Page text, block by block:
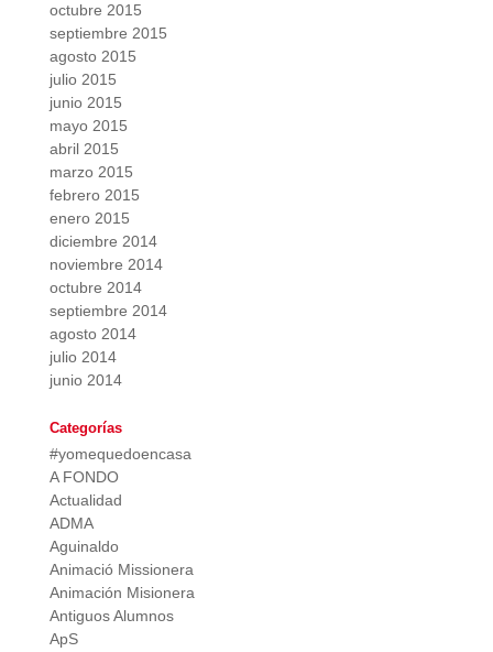
octubre 2015
septiembre 2015
agosto 2015
julio 2015
junio 2015
mayo 2015
abril 2015
marzo 2015
febrero 2015
enero 2015
diciembre 2014
noviembre 2014
octubre 2014
septiembre 2014
agosto 2014
julio 2014
junio 2014
Categorías
#yomequedoencasa
A FONDO
Actualidad
ADMA
Aguinaldo
Animació Missionera
Animación Misionera
Antiguos Alumnos
ApS